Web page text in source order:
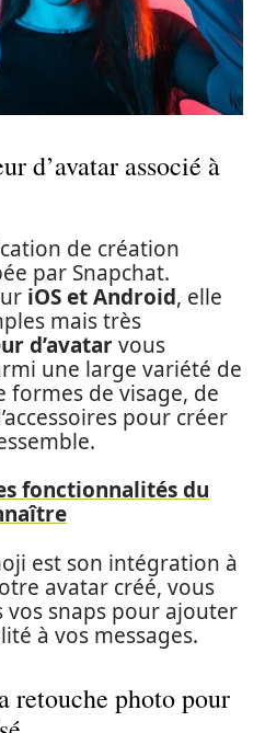
d’avatar associé à
de création
par Snapchat.
iOS et Android, elle
mais très
d’avatarvous
une large variété de
formes de visage, de
pour créer
fonctionnalités du
est son intégration à
avatar créé, vous
vos snaps pour ajouter
à vos messages.
retouche photo pour